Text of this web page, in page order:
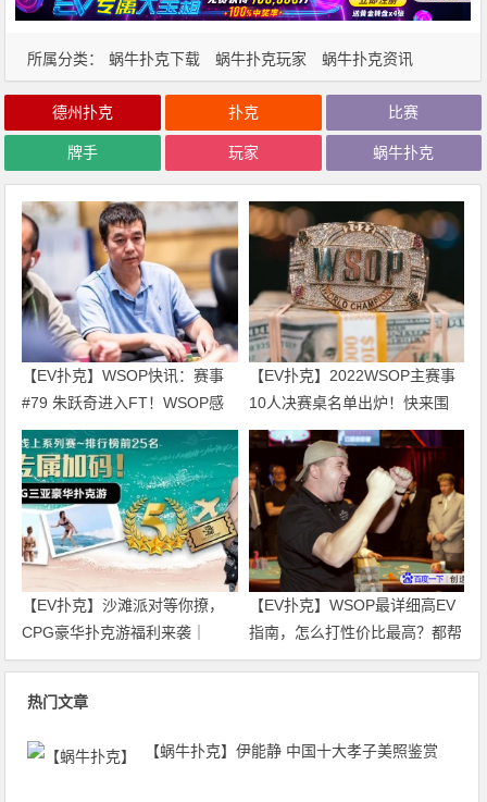
所属分类： 蜗牛扑克下载 蜗牛扑克玩家 蜗牛扑克资讯
德州扑克 扑克 比赛
牌手 玩家 蜗牛扑克
【EV扑克】WSOP快讯：赛事
#79 朱跃奇进入FT！WSOP感
恩庆、直通车热闹开跑！
【EV扑克】2022WSOP主赛事
10人决赛桌名单出炉！快来围
观！
【EV扑克】沙滩派对等你撩，
CPG豪华扑克游福利来袭｜
WSOP金手链免费赛天天开打！
【EV扑克】WSOP最详细高EV
指南，怎么打性价比最高？都帮
你整理好了！
热门文章
【蜗牛扑克】伊能静 中国十大孝子美照鉴赏